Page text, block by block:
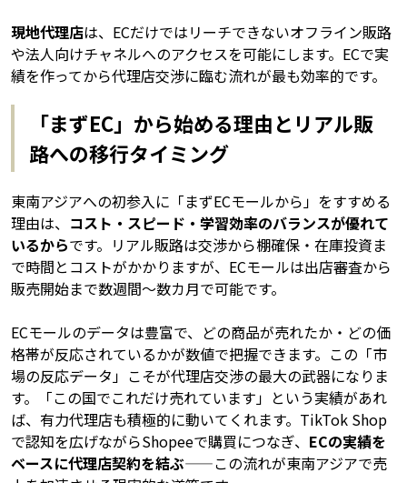
現地代理店は、ECだけではリーチできないオフライン販路
や法人向けチャネルへのアクセスを可能にします。ECで実
績を作ってから代理店交渉に臨む流れが最も効率的です。
「まずEC」から始める理由とリアル販
路への移行タイミング
東南アジアへの初参入に「まずECモールから」をすすめる
理由は、 コスト・スピード・学習効率のバランスが優れて
いるからです。リアル販路は交渉から棚確保・在庫投資ま
で時間とコストがかかりますが、ECモールは出店審査から
販売開始まで数週間〜数カ月で可能です。
ECモールのデータは豊富で、どの商品が売れたか・どの価
格帯が反応されているかが数値で把握できます。この「市
場の反応データ」こそが代理店交渉の最大の武器になりま
す。「この国でこれだけ売れています」という実績があれ
ば、有力代理店も積極的に動いてくれます。TikTok Shop
で認知を広げながらShopeeで購買につなぎ、 ECの実績を
ベースに代理店契約を結ぶ——この流れが東南アジアで売